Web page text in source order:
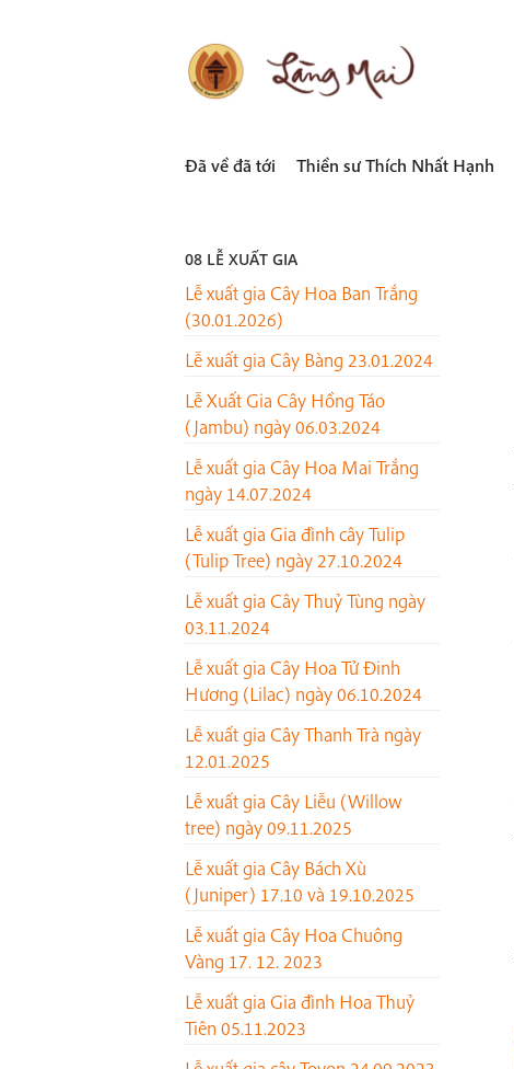
LÀNG MAI
Đã về đã tới Thiền sư Thích Nhất Hạnh
08 LỄ XUẤT GIA
Lễ xuất gia Cây Hoa Ban Trắng
(30.01.2026)
Lễ xuất gia Cây Bàng 23.01.2024
Lễ Xuất Gia Cây Hồng Táo
(Jambu) ngày 06.03.2024
Lễ xuất gia Cây Hoa Mai Trắng
ngày 14.07.2024
Lễ xuất gia Gia đình cây Tulip
(Tulip Tree) ngày 27.10.2024
Lễ xuất gia Cây Thuỷ Tùng ngày
03.11.2024
Lễ xuất gia Cây Hoa Tử Đinh
Hương (Lilac) ngày 06.10.2024
Lễ xuất gia Cây Thanh Trà ngày
12.01.2025
Lễ xuất gia Cây Liễu (Willow
tree) ngày 09.11.2025
Lễ xuất gia Cây Bách Xù
(Juniper) 17.10 và 19.10.2025
Lễ xuất gia Cây Hoa Chuông
Vàng 17. 12. 2023
Lễ xuất gia Gia đình Hoa Thuỷ
Tiên 05.11.2023